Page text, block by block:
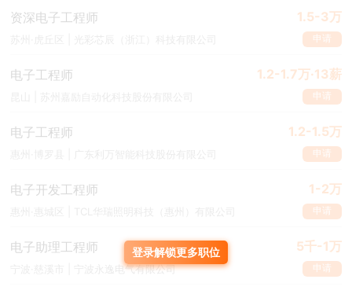
资深电子工程师 1.5-3万
申请
电子工程师 1.2-1.7万·13薪
申请
电子工程师 1.2-1.5万
申请
电子开发工程师 1-2万
申请
电子助理工程师 5千-1万
宁波·慈溪市 | 宁波永逸电气有限公司 申请
登录解锁更多职位